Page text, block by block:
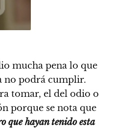
mucha pena lo que
no podrá cumplir.
tomar, el del odio o
porque se nota que
que hayan tenido esta